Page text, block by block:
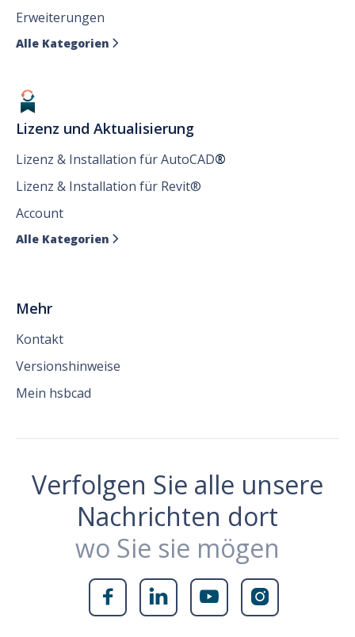
Erweiterungen
Alle Kategorien 
Lizenz und Aktualisierung
Lizenz & Installation für AutoCAD®
Lizenz & Installation für Revit®
Account
Alle Kategorien 
Mehr
Kontakt
Versionshinweise
Mein hsbcad
Verfolgen Sie alle unsere
Nachrichten dort
wo Sie sie mögen
   